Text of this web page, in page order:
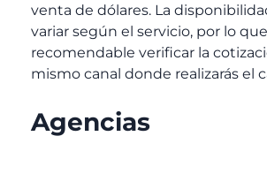
venta de dólares. La
variar según el servicio, por lo
recomendable verificar la
mismo canal donde realizarás el
Agencias